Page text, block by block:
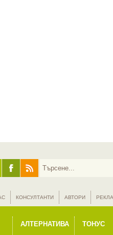
КОНСУЛТАНТИ АВТОРИ
АЛТЕРНАТИВА
ТОНУС